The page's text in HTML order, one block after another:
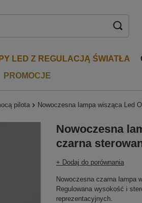
LED Z REGULACJĄ ŚWIATŁA
PROMOCJE
pilota Nowoczesna lampa wisząca Led
Nowoczesna
czarna
+ Dodaj do porównania
Nowoczesna czarna lampa
Regulowana wysokość i
reprezentacyjnych.